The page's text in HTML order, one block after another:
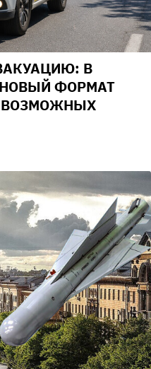
В
ФОРМАТ
ВОЗМОЖНЫХ